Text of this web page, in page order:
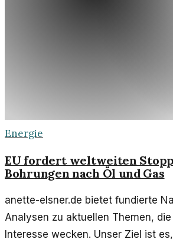
Energie
EU fordert weltweiten
Bohrungen nach Öl und Gas
anette-elsner.de bietet fundierte
Analysen zu aktuellen Themen,
Interesse wecken. Unser Ziel ist